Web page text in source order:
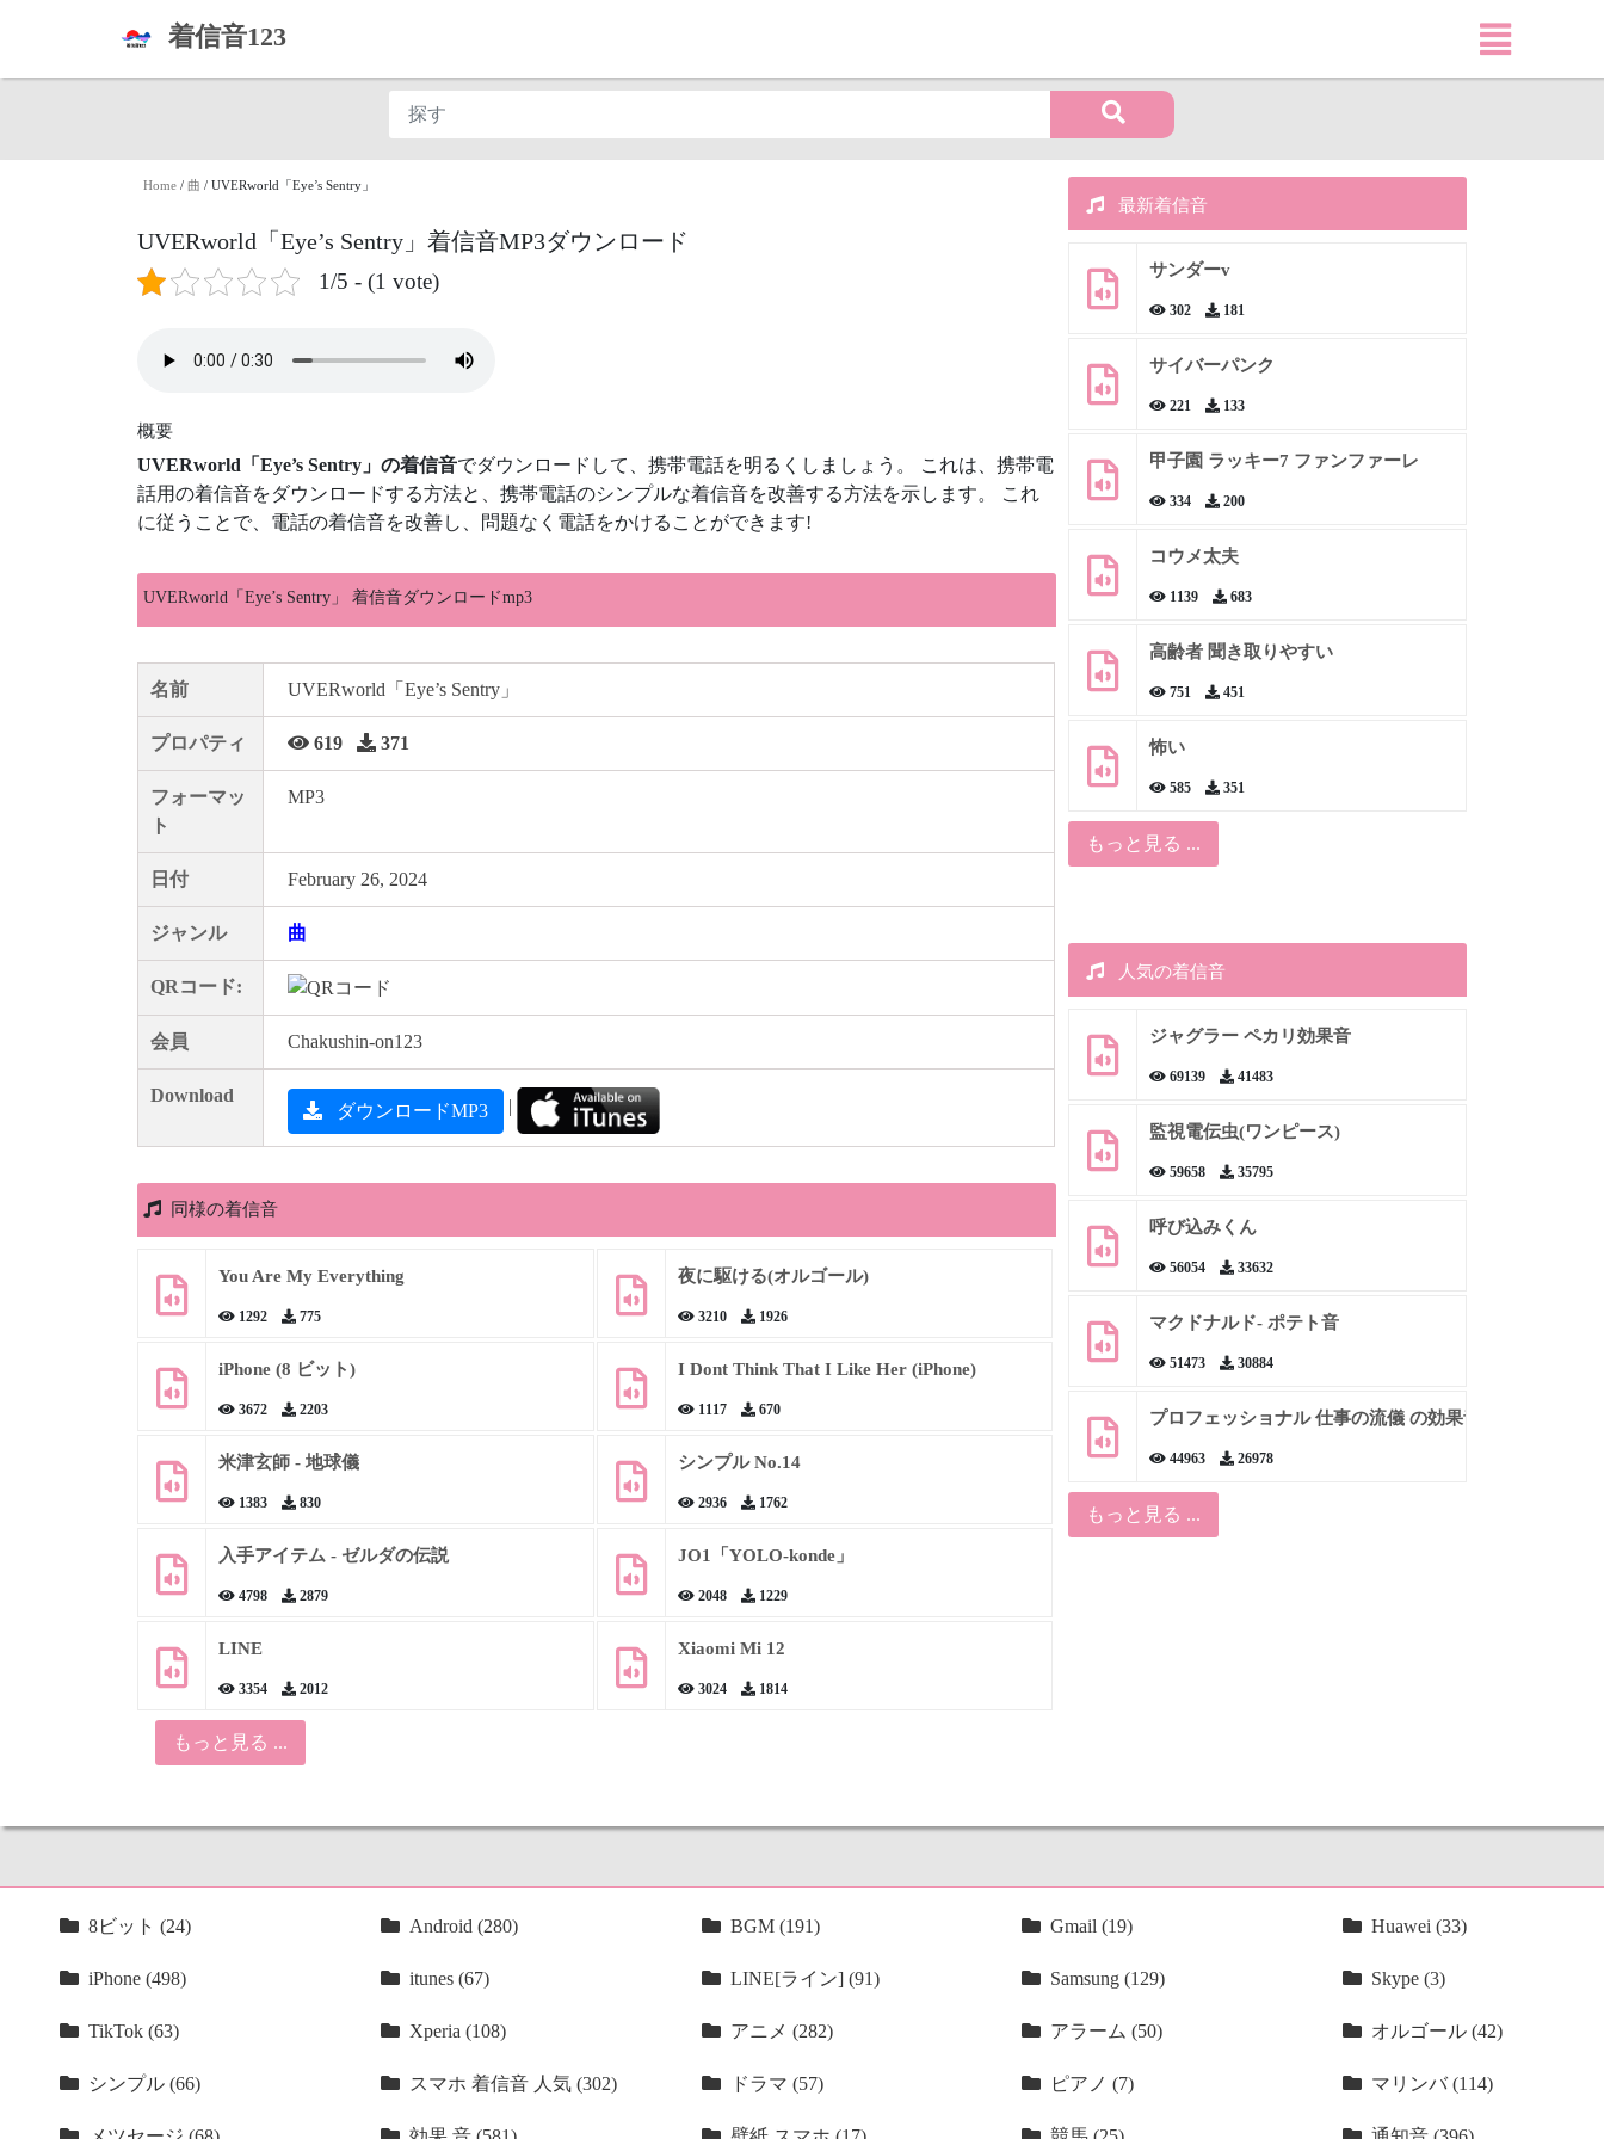
着信音123
Home / 曲 / UVERworld「Eye’s Sentry」
UVERworld「Eye’s Sentry」着信音MP3ダウンロード
1/5 - (1 vote)
概要
UVERworld「Eye’s Sentry」の着信音でダウンロードして、携帯電話を明るくしましょう。 これは、携帯電
話用の着信音をダウンロードする方法と、携帯電話のシンプルな着信音を改善する方法を示します。 これ
に従うことで、電話の着信音を改善し、問題なく電話をかけることができます!
UVERworld「Eye’s Sentry」 着信音ダウンロードmp3
名前 UVERworld「Eye’s Sentry」
プロパティ 619 371
フォーマッ
ト
MP3
日付 February 26, 2024
ジャンル 曲
QRコード:
会員 Chakushin-on123
Download
ダウンロードMP3 |
同様の着信音
You Are My Everything
1292 775
夜に駆ける(オルゴール)
3210 1926
iPhone (8 ビット)
3672 2203
I Dont Think That I Like Her (iPhone)
1117 670
米津玄師 - 地球儀
1383 830
シンプル No.14
2936 1762
入手アイテム - ゼルダの伝説
4798 2879
JO1「YOLO-konde」
2048 1229
LINE
3354 2012
Xiaomi Mi 12
3024 1814
もっと見る ...
最新着信音
サンダーv
302 181
サイバーパンク
221 133
甲子園 ラッキー7 ファンファーレ
334 200
コウメ太夫
1139 683
高齢者 聞き取りやすい
751 451
怖い
585 351
もっと見る ...
人気の着信音
ジャグラー ペカリ効果音
69139 41483
監視電伝虫(ワンピース)
59658 35795
呼び込みくん
56054 33632
マクドナルド- ポテト音
51473 30884
プロフェッショナル 仕事の流儀 の効果音
44963 26978
もっと見る ...
8ビット (24) Android (280) BGM (191) Gmail (19) Huawei (33)
iPhone (498) itunes (67) LINE[ライン] (91) Samsung (129) Skype (3)
TikTok (63) Xperia (108) アニメ (282) アラーム (50) オルゴール (42)
シンプル (66) スマホ 着信音 人気 (302) ドラマ (57) ピアノ (7) マリンバ (114)